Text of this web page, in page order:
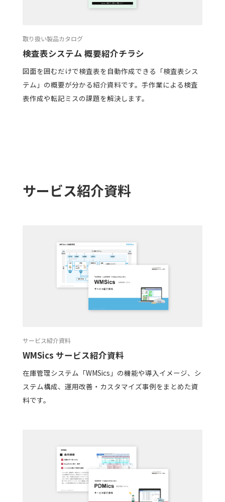
取り扱い製品カタログ
検査表システム 概要紹介チラシ
図面を囲むだけで検査表を自動作成できる「検査表シス
テム」の概要が分かる紹介資料です。手作業による検査
表作成や転記ミスの課題を解決します。
サービス紹介資料
サービス紹介資料
WMSics サービス紹介資料
在庫管理システム「WMSics」の機能や導入イメージ、シ
ステム構成、運用改善・カスタマイズ事例をまとめた資
料です。